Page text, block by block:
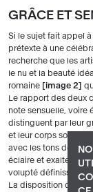
GRÂCE ET
Si le sujet fait appel
prétexte à une
recherche que les
le nu et la beauté
romaine
image 2
Le rapport des deux
note sensuelle, voire
distinguent par leur
et leur corps souple
avec les tons de vert
éclaire et exalte les
volupté définissent
La disposition du